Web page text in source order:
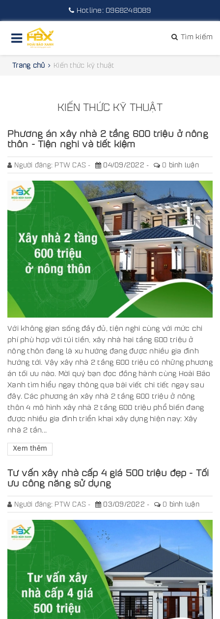
Hotline: 0968248089
Tìm kiếm
Trang chủ Kiến thức kỹ thuật
KIẾN THỨC KỸ THUẬT
Phương án xây nhà 2 tầng 600 triệu ở nông
thôn - Tiện nghi và tiết kiệm
Người đăng: PTW CAS 04/09/2022 0 bình luận
Với không gian sống đầy đủ, tiện nghi cùng với mức chi
phí phù hợp với túi tiền, xây nhà hai tầng 600 triệu ở
nông thôn đang là xu hướng đang được nhiều gia đình
hướng tới. Vậy xây nhà 2 tầng 600 triệu có những phương
án tối ưu nào. Mời quý bạn đọc đồng hành cùng Hoài Bão
Xanh tìm hiểu ngay thông qua bài viết chi tiết ngay sau
đây. Các phương án xây nhà 2 tầng 600 triệu ở nông
thôn 4 mô hình xây nhà 2 tầng 600 triệu phổ biến đang
được nhiều gia đình triển khai xây dựng hiện nay: Xây
nhà 2 tần...
Xem thêm
Tư vấn xây nhà cấp 4 giá 500 triệu đẹp - Tối
ưu công năng sử dụng
Người đăng: PTW CAS 03/09/2022 0 bình luận